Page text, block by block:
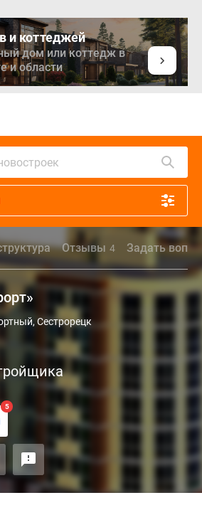
и коттеджей
дом или коттедж в
и области
Отзывы 4 Задать
Сестрорецк
5